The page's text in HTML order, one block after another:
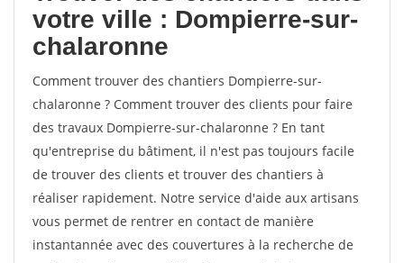
votre ville : Dompierre-sur-
chalaronne
Comment trouver des chantiers Dompierre-sur-
chalaronne ? Comment trouver des clients pour faire
des travaux Dompierre-sur-chalaronne ? En tant
qu'entreprise du bâtiment, il n'est pas toujours facile
de trouver des clients et trouver des chantiers à
réaliser rapidement. Notre service d'aide aux artisans
vous permet de rentrer en contact de manière
instantannée avec des couvertures à la recherche de